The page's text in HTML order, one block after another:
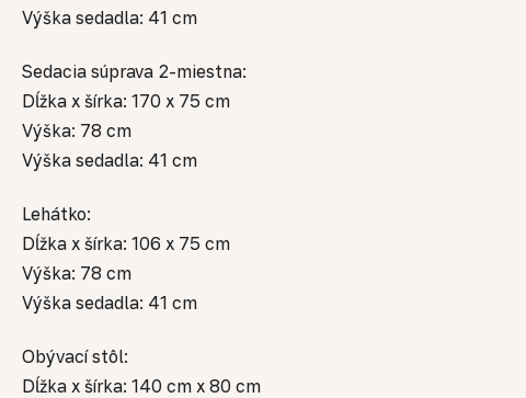
Výška sedadla: 41 cm
Sedacia súprava 2-miestna:
Dĺžka x šírka: 170 x 75 cm
Výška: 78 cm
Výška sedadla: 41 cm
Lehátko:
Dĺžka x šírka: 106 x 75 cm
Výška: 78 cm
Výška sedadla: 41 cm
Obývací stôl:
Dĺžka x šírka: 140 cm x 80 cm